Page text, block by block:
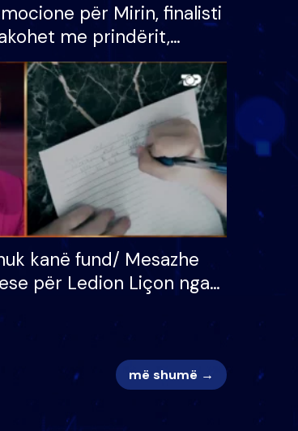
për Mirin, finalisti
me prindërit,
dhe bashkëshorten:
ndonjë letër divorci
jo?
kanë fund/ Mesazhe
për Ledion Liçon nga
më shumë →